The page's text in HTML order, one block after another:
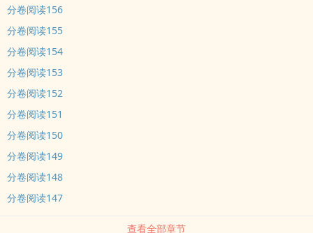
渣3：有几个臭钱就了不起了吗？还包养，敢作践我，让你一无所
有！ 穿越之后，渣渣们痛哭流涕：对不起！我爱的是你，我真的
们……好像不熟吧？老攻，这里有变态…… 老攻：乖，放着我来收
拾，别碰脏东西。 不爱我是吧？替身是吧？绿我是吧？ 没关
系，你的原谅帽已经送达，请戴稳哦么么哒！还有你的原谅色套餐，
祝食用愉快哦~ 暗恋成狂闷骚精分蛇精病攻*怼天怼地武力值爆表
狐狸精受 内容标签： 强强 穿越时空 快穿 爽文 各位书友要是觉得
博里的朋友推荐哦！
分卷阅读156
分卷阅读155
分卷阅读154
分卷阅读153
分卷阅读152
分卷阅读151
分卷阅读150
分卷阅读149
分卷阅读148
分卷阅读147
查看全部章节